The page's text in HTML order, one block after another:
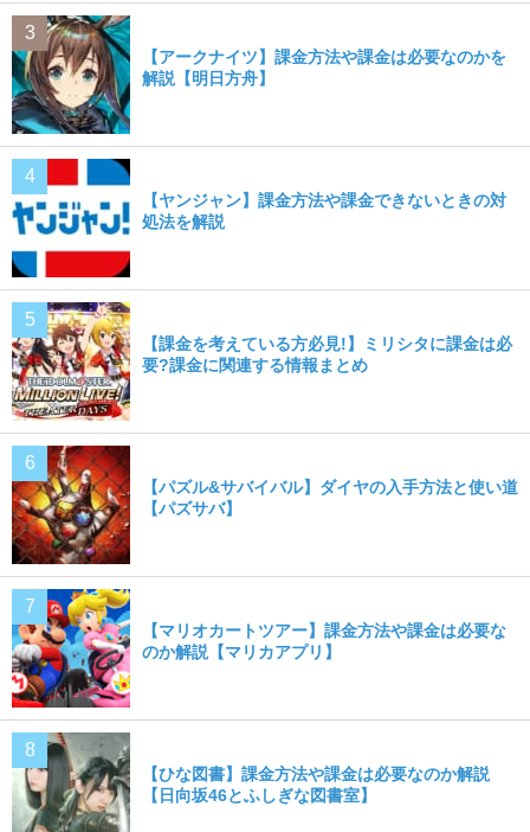
【アークナイツ】課金方法や課金は必要なのかを
解説【明日方舟】
【ヤンジャン】課金方法や課金できないときの対
処法を解説
【課金を考えている方必見!】ミリシタに課金は必
要?課金に関連する情報まとめ
【パズル&サバイバル】ダイヤの入手方法と使い道
【パズサバ】
【マリオカートツアー】課金方法や課金は必要な
のか解説【マリカアプリ】
【ひな図書】課金方法や課金は必要なのか解説
【日向坂46とふしぎな図書室】